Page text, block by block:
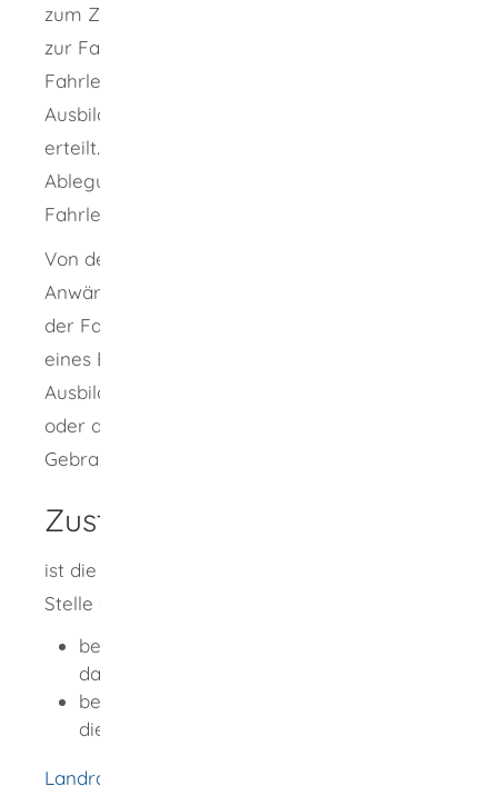
zum Zweck der Fortsetzung der Ausbildung
zur Fahrlehrerin beziehungsweise zum
Fahrlehrer speziell für die praktische
Ausbildung in einer Ausbildungsfahrschule
erteilt.
Ablegung einer Prüfung wird die
Fahrlehrerlaubnis erteilt.
Von der Fahrlehrerlaubnis und der
Anwärterbefugnis darf nur zusammen mit
der Fahrschulerlaubnis oder im Rahmen
eines Beschäftigungs- oder
Ausbildungsverhältnisses mit dem Inhaber
oder der Inhaberin einer Fahrschule
Gebrauch gemacht werden.
Zuständige Stelle
ist die für das Fahrlehrerwesen zuständige
Stelle an Ihrem Wohnort. Dies ist
bei einem Wohnort in einem Landkreis:
das örtliche Landratsamt
bei einem Wohnort in einem Stadtkreis:
die örtliche Stadtverwaltung (Rathaus)
Landratsamt Rottweil